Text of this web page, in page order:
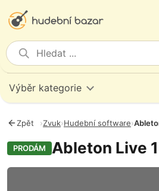
Výběr kategorie
Zpět ›Zvuk›Hudební software›
PRODÁM Ableton Live
Fotografie